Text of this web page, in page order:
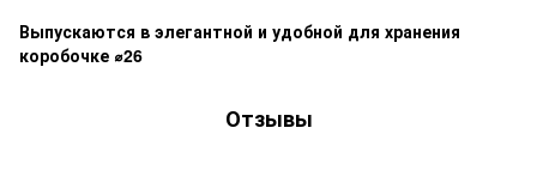
Выпускаются в элегантной и удобной для хранения
коробочке ⌀26
Отзывы